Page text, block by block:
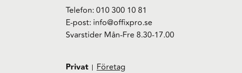
Telefon: 010 300 10 81
E-post: info@offixpro.se
Svarstider Mån-Fre 8.30-17.00
Privat Företag